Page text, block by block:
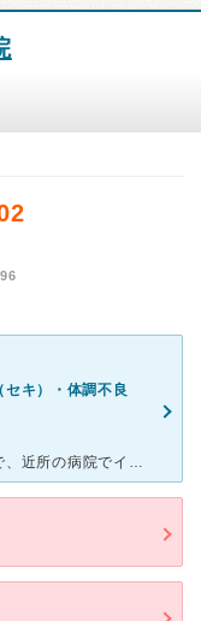
96
キ）・体調不良
[症状・来院理由] 夜中に40度の熱が出たので、近所の病院でインフルエンザの検査をして頂きました。結果インフルエンザではなく、髄膜炎の恐れがありますと診断されました。その病院から招待状を発行していた